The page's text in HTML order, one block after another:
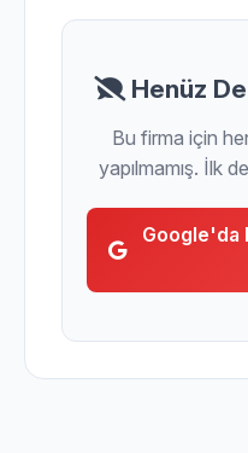
Henüz
Bu firma için
yapılmamış. İlk
Google'da